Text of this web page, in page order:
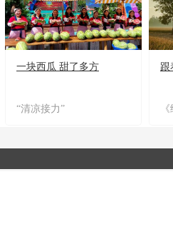
一块西瓜 甜了多方
“清凉接力”
跟